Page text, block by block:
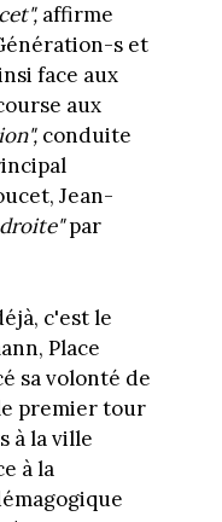
affirme
s et
face aux
aux
conduite
Jean-
par
c'est le
Place
sa volonté de
premier tour
à la ville
à la